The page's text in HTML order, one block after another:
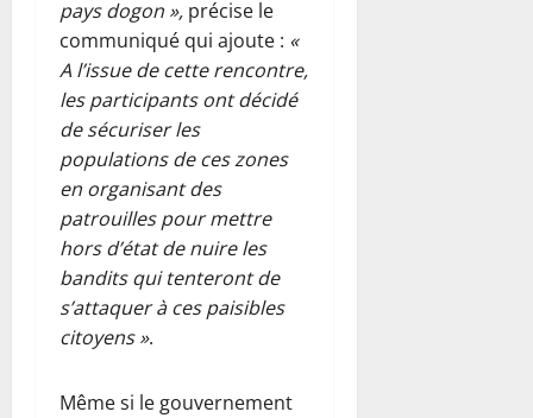
pays dogon », précise le
communiqué qui ajoute : «
A l’issue de cette rencontre,
les participants ont décidé
de sécuriser les
populations de ces zones
en organisant des
patrouilles pour mettre
hors d’état de nuire les
bandits qui tenteront de
s’attaquer à ces paisibles
citoyens ».
Même si le gouvernement